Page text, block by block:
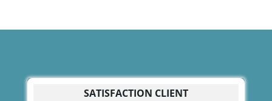
SATISFACTION CLIENT